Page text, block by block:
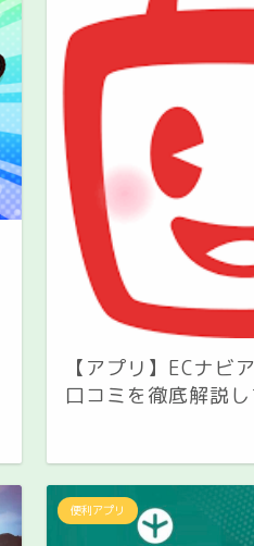
【アプリ】ECナビ
口コミを徹底解説し
便利アプリ